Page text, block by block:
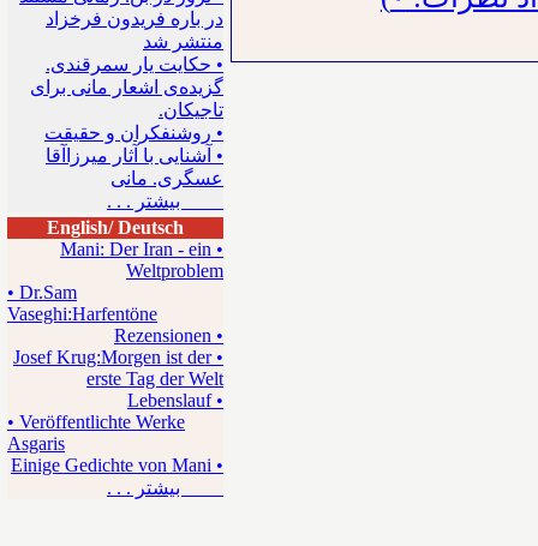
در باره فریدون فرخزاد
منتشر شد
• حکایت یار سمرقندی.
گزیده‌ی اشعار مانی برای
تاجیکان.
• روشنفکران و حقیقت
• آشنایی با آثار میرزاآقا
عسگری. مانی
بیشتر . . .
English/ Deutsch
• Mani: Der Iran - ein
Weltproblem
• Dr.Sam
Vaseghi:Harfentöne
• Rezensionen
• Josef Krug:Morgen ist der
erste Tag der Welt
• Lebenslauf
• Veröffentlichte Werke
Asgaris
• Einige Gedichte von Mani
بیشتر . . .